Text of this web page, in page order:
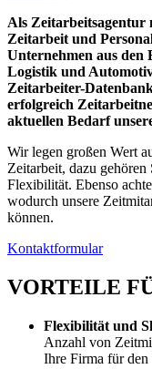
Als
Zeitarbeit und
Unternehmen aus
Logistik und
Zeitarbeiter-
erfolgreich
aktuellen Bedarf
Wir legen großen Wert
Zeitarbeit, dazu
Flexibilität. Ebenso
wodurch unsere
können.
Kontaktformular
VORTEILE
Flexibilität und
Anzahl von
Ihre Firma für den